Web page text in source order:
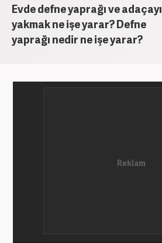
Evde defne yaprağı ve adaçayı
yakmak ne işe yarar? Defne
yaprağı nedir ne işe yarar?